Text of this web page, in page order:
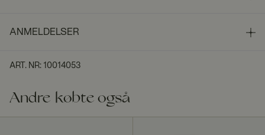
ANMELDELSER
ART. NR: 10014053
Andre købte også